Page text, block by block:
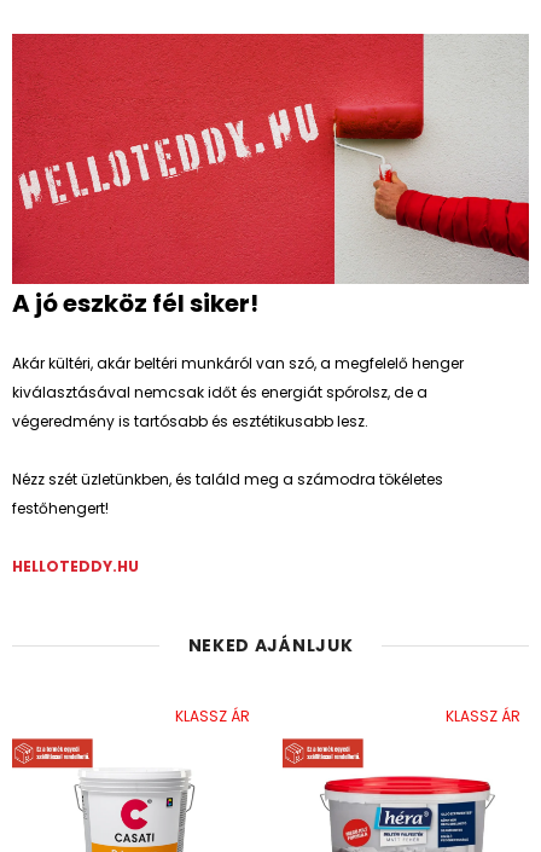
A jó eszköz fél siker!
Akár kültéri, akár beltéri munkáról van szó, a megfelelő henger
kiválasztásával nemcsak időt és energiát spórolsz, de a
végeredmény is tartósabb és esztétikusabb lesz.
Nézz szét üzletünkben, és találd meg a számodra tökéletes
festőhengert!
HELLOTEDDY.HU
NEKED AJÁNLJUK
KLASSZ ÁR KLASSZ ÁR